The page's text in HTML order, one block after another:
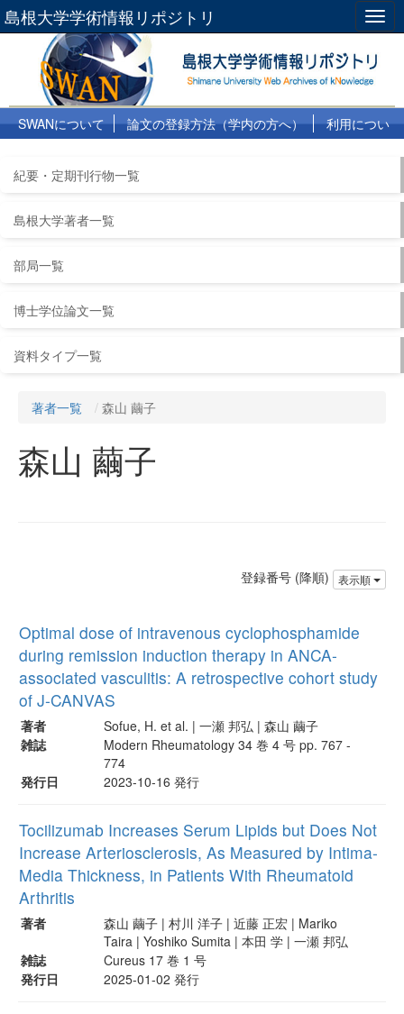
島根大学学術情報リポジトリ
SWANについて 論文の登録方法（学内の方へ）
利用につい
紀要・定期刊行物一覧
島根大学著者一覧
部局一覧
博士学位論文一覧
資料タイプ一覧
著者一覧 森山 繭子
森山 繭子
登録番号 (降順) 表示順
Optimal dose of intravenous cyclophosphamide
during remission induction therapy in ANCA-
associated vasculitis: A retrospective cohort study
of J-CANVAS
著者
Sofue, H. et al. | 一瀬 邦弘 | 森山 繭子
雑誌
Modern Rheumatology 34 巻 4 号 pp. 767 -
774
発行日
2023-10-16 発行
Tocilizumab Increases Serum Lipids but Does Not
Increase Arteriosclerosis, As Measured by Intima-
Media Thickness, in Patients With Rheumatoid
Arthritis
著者
森山 繭子 | 村川 洋子 | 近藤 正宏 | Mariko
Taira | Yoshiko Sumita | 本田 学 | 一瀬 邦弘
雑誌
Cureus 17 巻 1 号
発行日
2025-01-02 発行